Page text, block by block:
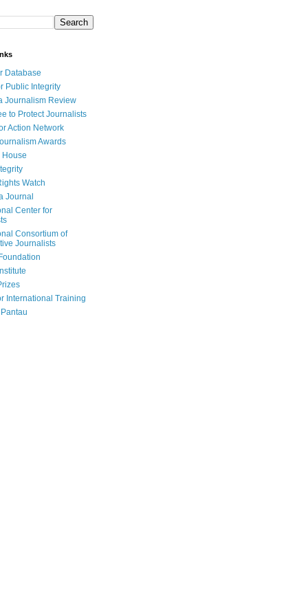
Database
Public Integrity
Journalism Review
to Protect Journalists
Action Network
Awards
House
Watch
Journal
Center for
Consortium of
Journalists
International Training